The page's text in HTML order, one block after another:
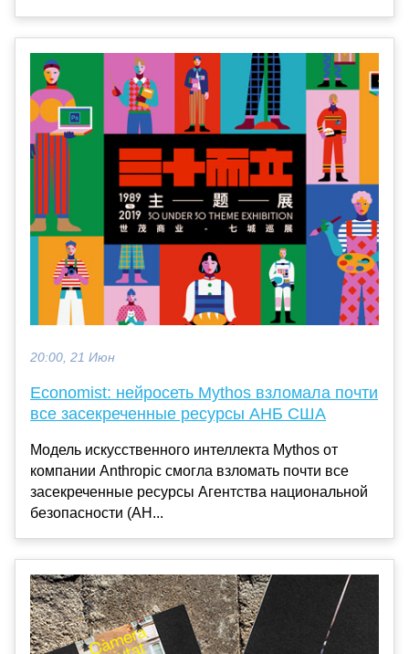
20:00, 21 Июн
Economist: нейросеть Mythos взломала почти
все засекреченные ресурсы АНБ США
Модель искусственного интеллекта Mythos от
компании Anthropic смогла взломать почти все
засекреченные ресурсы Агентства национальной
безопасности (АН...